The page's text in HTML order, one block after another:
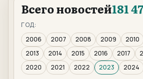
Всего новостей181
ГОД:
2006
2007 2008 2009 2010
2013
2014 2015 2016 2017
2020
2021 2022 2023 2024